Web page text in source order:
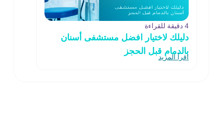
4 دقيقة للقراءة
دليلك لاختيار افضل مستشفى أسنان
بالدمام قبل الحجز
اقرأ المزيد